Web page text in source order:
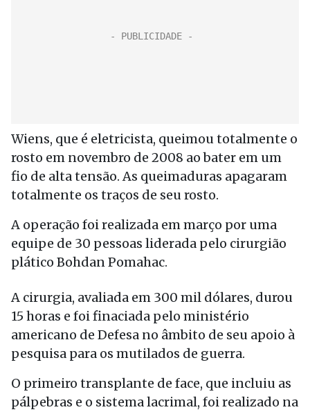
Wiens, que é eletricista, queimou totalmente o
rosto em novembro de 2008 ao bater em um
fio de alta tensão. As queimaduras apagaram
totalmente os traços de seu rosto.
A operação foi realizada em março por uma
equipe de 30 pessoas liderada pelo cirurgião
plático Bohdan Pomahac.
A cirurgia, avaliada em 300 mil dólares, durou
15 horas e foi finaciada pelo ministério
americano de Defesa no âmbito de seu apoio à
pesquisa para os mutilados de guerra.
O primeiro transplante de face, que incluiu as
pálpebras e o sistema lacrimal, foi realizado na